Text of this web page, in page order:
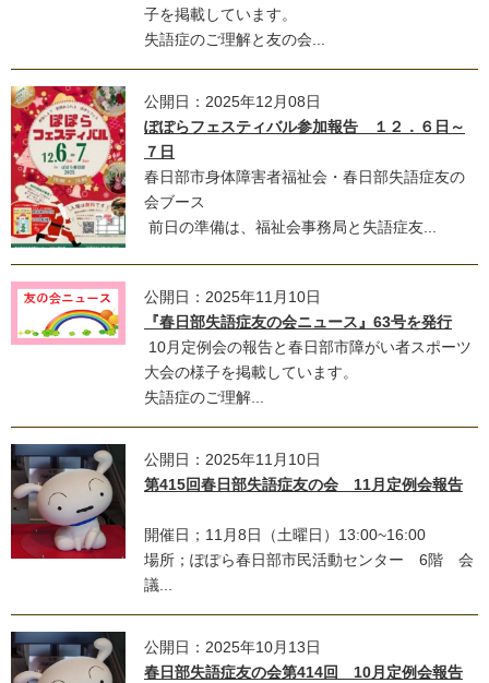
子を掲載しています。
失語症のご理解と友の会...
公開日：2025年12月08日
ぽぽらフェスティバル参加報告 １２．６日～
７日
春日部市身体障害者福祉会・春日部失語症友の
会ブース
前日の準備は、福祉会事務局と失語症友...
公開日：2025年11月10日
『春日部失語症友の会ニュース』63号を発行
10月定例会の報告と春日部市障がい者スポーツ
大会の様子を掲載しています。
失語症のご理解...
公開日：2025年11月10日
第415回春日部失語症友の会 11月定例会報告
開催日；11月8日（土曜日）13:00~16:00
場所；ぽぽら春日部市民活動センター 6階 会
議...
公開日：2025年10月13日
春日部失語症友の会第414回 10月定例会報告